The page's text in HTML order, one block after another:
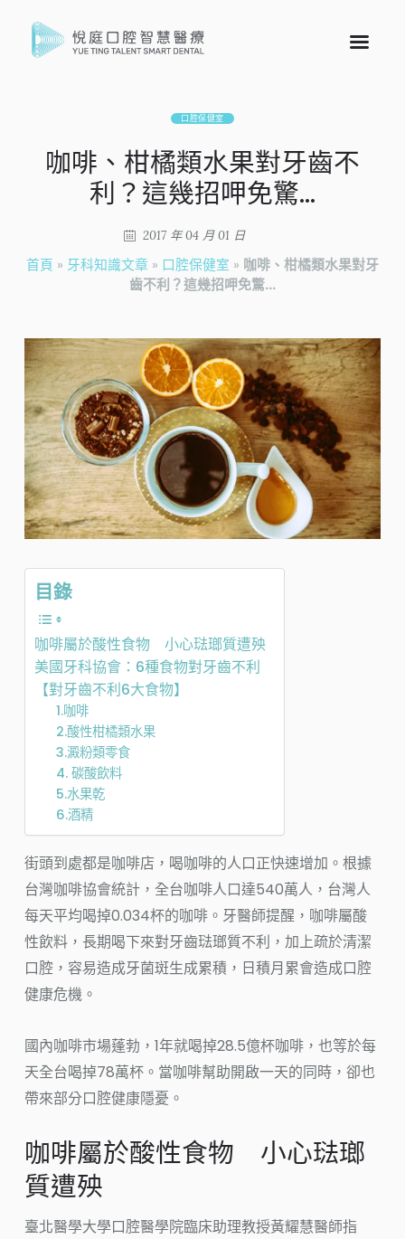
口腔保健室
咖啡、柑橘類水果對牙齒不
利？這幾招呷免驚…
2017 年 04 月 01 日
首頁 » 牙科知識文章 » 口腔保健室 » 咖啡、柑橘類水果對牙
齒不利？這幾招呷免驚…
目錄
咖啡屬於酸性食物 小心琺瑯質遭殃
美國牙科協會：6種食物對牙齒不利
【對牙齒不利6大食物】
1.咖啡
2.酸性柑橘類水果
3.澱粉類零食
4. 碳酸飲料
5.水果乾
6.酒精
街頭到處都是咖啡店，喝咖啡的人口正快速增加。根據
台灣咖啡協會統計，全台咖啡人口達540萬人，台灣人
每天平均喝掉0.034杯的咖啡。牙醫師提醒，咖啡屬酸
性飲料，長期喝下來對牙齒琺瑯質不利，加上疏於清潔
口腔，容易造成牙菌斑生成累積，日積月累會造成口腔
健康危機。
國內咖啡市場蓬勃，1年就喝掉28.5億杯咖啡，也等於每
天全台喝掉78萬杯。當咖啡幫助開啟一天的同時，卻也
帶來部分口腔健康隱憂。
咖啡屬於酸性食物 小心琺瑯
質遭殃
臺北醫學大學口腔醫學院臨床助理教授黃耀慧醫師指